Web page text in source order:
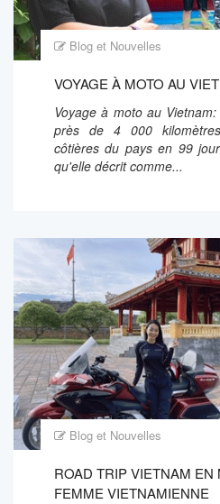
Blog et Nouvelles
VOYAGE À MOTO AU
Voyage à moto au
près de 4 000
côtières du pays en 99
qu'elle décrit comme...
Blog et Nouvelles
ROAD TRIP VIETNAM EN
FEMME VIETNAMIENNE